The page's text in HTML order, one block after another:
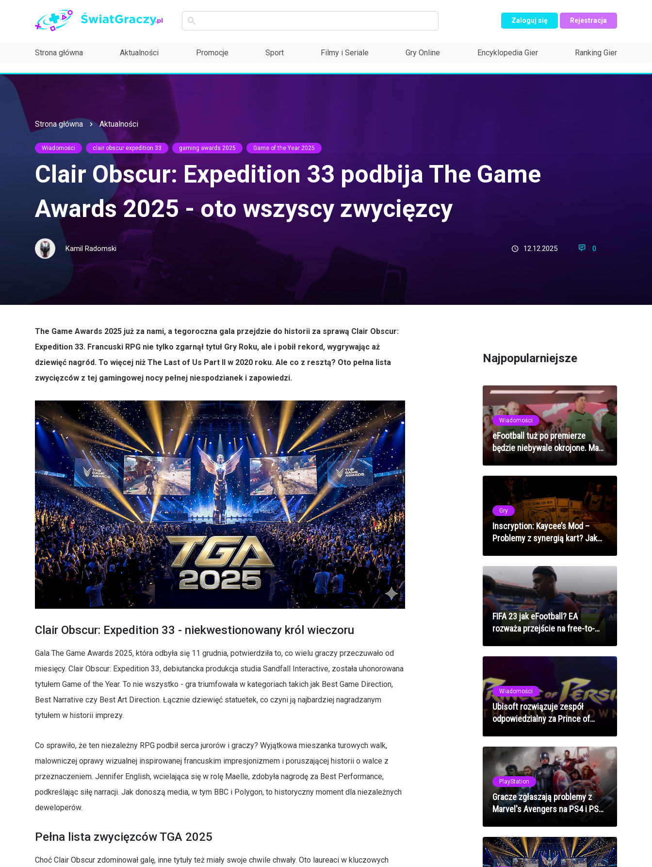
Zaloguj się Rejestracja
Strona główna Aktualności Promocje Sport Filmy i Seriale Gry Online Encyklopedia Gier Ranking Gier
Strona główna Aktualności
Wiadomości clair obscur expedition 33 gaming awards 2025 Game of the Year 2025
Clair Obscur: Expedition 33 podbija The Game
Awards 2025 - oto wszyscy zwycięzcy
Kamil Radomski 12.12.2025 0
The Game Awards 2025 już za nami, a tegoroczna gala przejdzie do historii za sprawą Clair Obscur:
Expedition 33. Francuski RPG nie tylko zgarnął tytuł Gry Roku, ale i pobił rekord, wygrywając aż
dziewięć nagród. To więcej niż The Last of Us Part II w 2020 roku. Ale co z resztą? Oto pełna lista
zwycięzców z tej gamingowej nocy pełnej niespodzianek i zapowiedzi.
Clair Obscur: Expedition 33 - niekwestionowany król wieczoru
Gala The Game Awards 2025, która odbyła się 11 grudnia, potwierdziła to, co wielu graczy przeczuwało od
miesięcy. Clair Obscur: Expedition 33, debiutancka produkcja studia Sandfall Interactive, została uhonorowana
tytułem Game of the Year. To nie wszystko - gra triumfowała w kategoriach takich jak Best Game Direction,
Best Narrative czy Best Art Direction. Łącznie dziewięć statuetek, co czyni ją najbardziej nagradzanym
tytułem w historii imprezy.
Co sprawiło, że ten niezależny RPG podbił serca jurorów i graczy? Wyjątkowa mieszanka turowych walk,
malowniczej oprawy wizualnej inspirowanej francuskim impresjonizmem i poruszającej historii o walce z
przeznaczeniem. Jennifer English, wcielająca się w rolę Maelle, zdobyła nagrodę za Best Performance,
podkreślając siłę narracji. Jak donoszą media, w tym BBC i Polygon, to historyczny moment dla niezależnych
deweloperów.
Pełna lista zwycięzców TGA 2025
Choć Clair Obscur zdominował galę, inne tytuły też miały swoje chwile chwały. Oto laureaci w kluczowych
Najpopularniejsze
Wiadomości
eFootball tuż po premierze
będzie niebywale okrojone. Ma
wyglądać jak demo
Gry
Inscryption: Kaycee’s Mod –
Problemy z synergią kart? Jak
FIFA 23 jak eFootball? EA
rozważa przejście na free-to-
Wiadomości
Ubisoft rozwiązuje zespół
odpowiedzialny za Prince of
PlayStation
Gracze zgłaszają problemy z
Marvel's Avengers na PS4 i PS5 !